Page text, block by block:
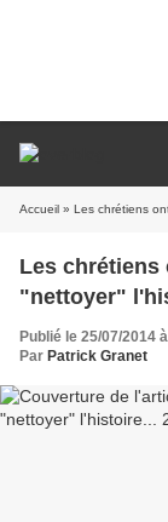
Accueil » Les chrétiens ont
Les chrétiens
Publié le 25/07/2014
Par Patrick Granet